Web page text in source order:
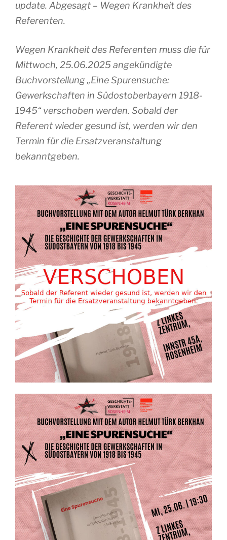
update. Abgesagt – Wegen Krankheit des
Referenten.
Wegen Krankheit des Referenten muss die für
Mittwoch, 25.06.2025 angekündigte
Buchvorstellung „Eine Spurensuche:
Gewerkschaften in Südostoberbayern 1918-
1945“ verschoben werden. Sobald der
Referent wieder gesund ist, werden wir den
Termin für die Ersatzveranstaltung
bekanntgeben.